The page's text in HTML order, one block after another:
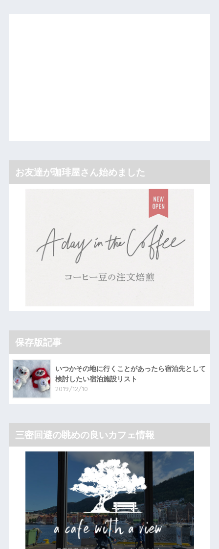
お友達が珈琲屋さん始めました
保存版記事
いつかその地に行くことがあったら宿泊先として
検討したい宿泊施設リスト
2019/12/10
三密回避の眺めの良いカフェ情報